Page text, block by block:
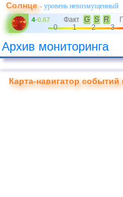
Солнце- уровень невозмущенный
4-0.67 Факт G S R
0
1 2 3
Архив мониторинга
Карта-навигатор событий